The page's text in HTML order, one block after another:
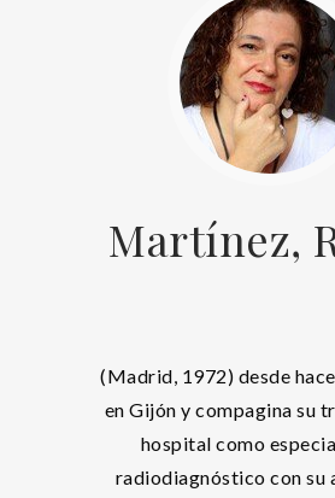
Martínez,
(Madrid, 1972) desde
en Gijón y compagina su
hospital como
radiodiagnóstico con su